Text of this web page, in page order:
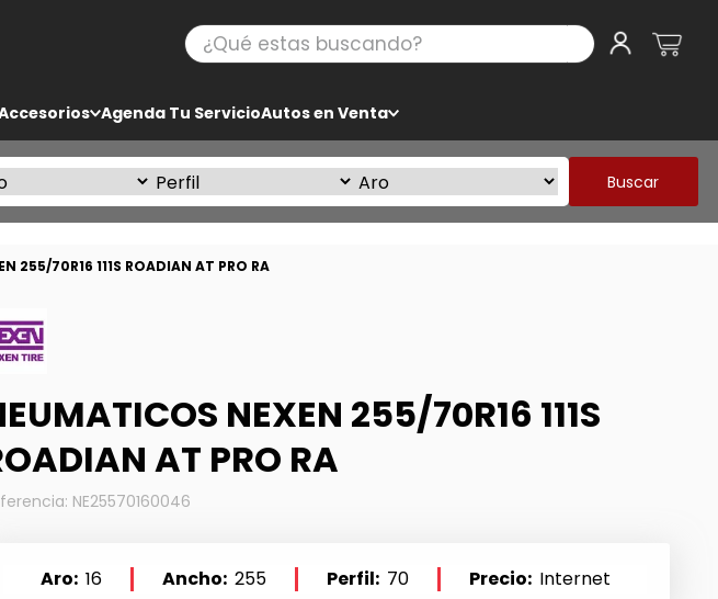
¿Qué estas buscando?
Agenda Tu ServicioAutos en Venta
Buscar
255/70R16 111S ROADIAN AT PRO RA
NEXEN 255/70R16 111S
AT PRO RA
: NE25570160046
Aro 16 Ancho 255 Perfil 70 Precio Internet